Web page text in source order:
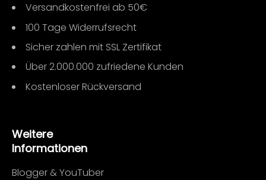
Versandkostenfrei ab 50€
100 Tage Widerrufsrecht
Sicher zahlen mit SSL Zertifikat
Über 2.000.000 zufriedene Kunden
Kostenloser Rückversand
Weitere
Informationen
Blogger & YouTuber